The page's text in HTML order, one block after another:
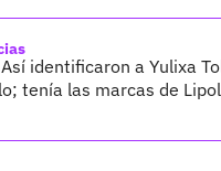
Así identificaron a Yulixa
tenía las marcas de